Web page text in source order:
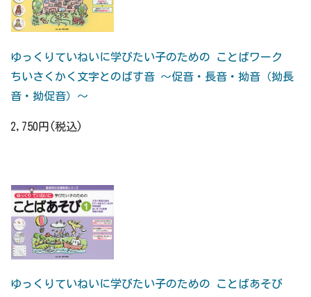
ゆっくりていねいに学びたい子のための ことばワーク
ちいさくかく文字とのばす音 ～促音・長音・拗音（拗長
音・拗促音）～
2,750円(税込)
ゆっくりていねいに学びたい子のための ことばあそび